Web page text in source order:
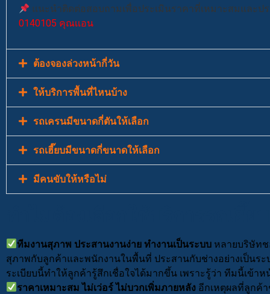
แนะนำติดต่อสอบถามเพื่อประเมินราคาที่เหมาะสมและ
0140105 คุณเเอน
ต้องจองล่วงหน้ากี่วัน
ให้บริการพื้นที่ไหนบ้าง
รถเครนมีขนาดกี่ตันให้เลือก
รถเฮี๊ยบมีขนาดกี่ขนาดให้เลือก
มีคนขับให้หรือไม่
ทีมงานสุภาพ ประสานงานง่าย ทำงานเป็นระบบ หลายบริษัทช
สุภาพกับลูกค้าและพนักงานในพื้นที่ ประสานกับช่างอย่างเป็นร
ระเบียบนี้ทำให้ลูกค้ารู้สึกเชื่อใจได้มากขึ้น เพราะรู้ว่า ทีมนี้เข้า
ราคาเหมาะสม ไม่เว่อร์ ไม่บวกเพิ่มภายหลัง อีกเหตุผลที่ลูกค้